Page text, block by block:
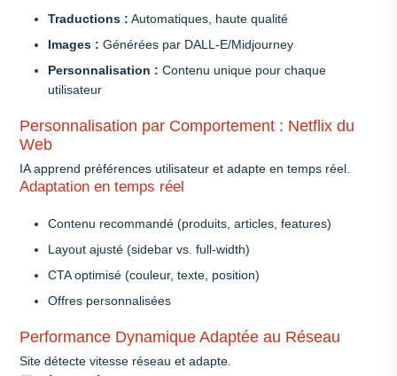
Traductions : Automatiques, haute qualité
Images : Générées par DALL-E/Midjourney
Personnalisation : Contenu unique pour chaque
utilisateur
Personnalisation par Comportement : Netflix du
Web
IA apprend préférences utilisateur et adapte en temps réel.
Adaptation en temps réel
Contenu recommandé (produits, articles, features)
Layout ajusté (sidebar vs. full-width)
CTA optimisé (couleur, texte, position)
Offres personnalisées
Performance Dynamique Adaptée au Réseau
Site détecte vitesse réseau et adapte.